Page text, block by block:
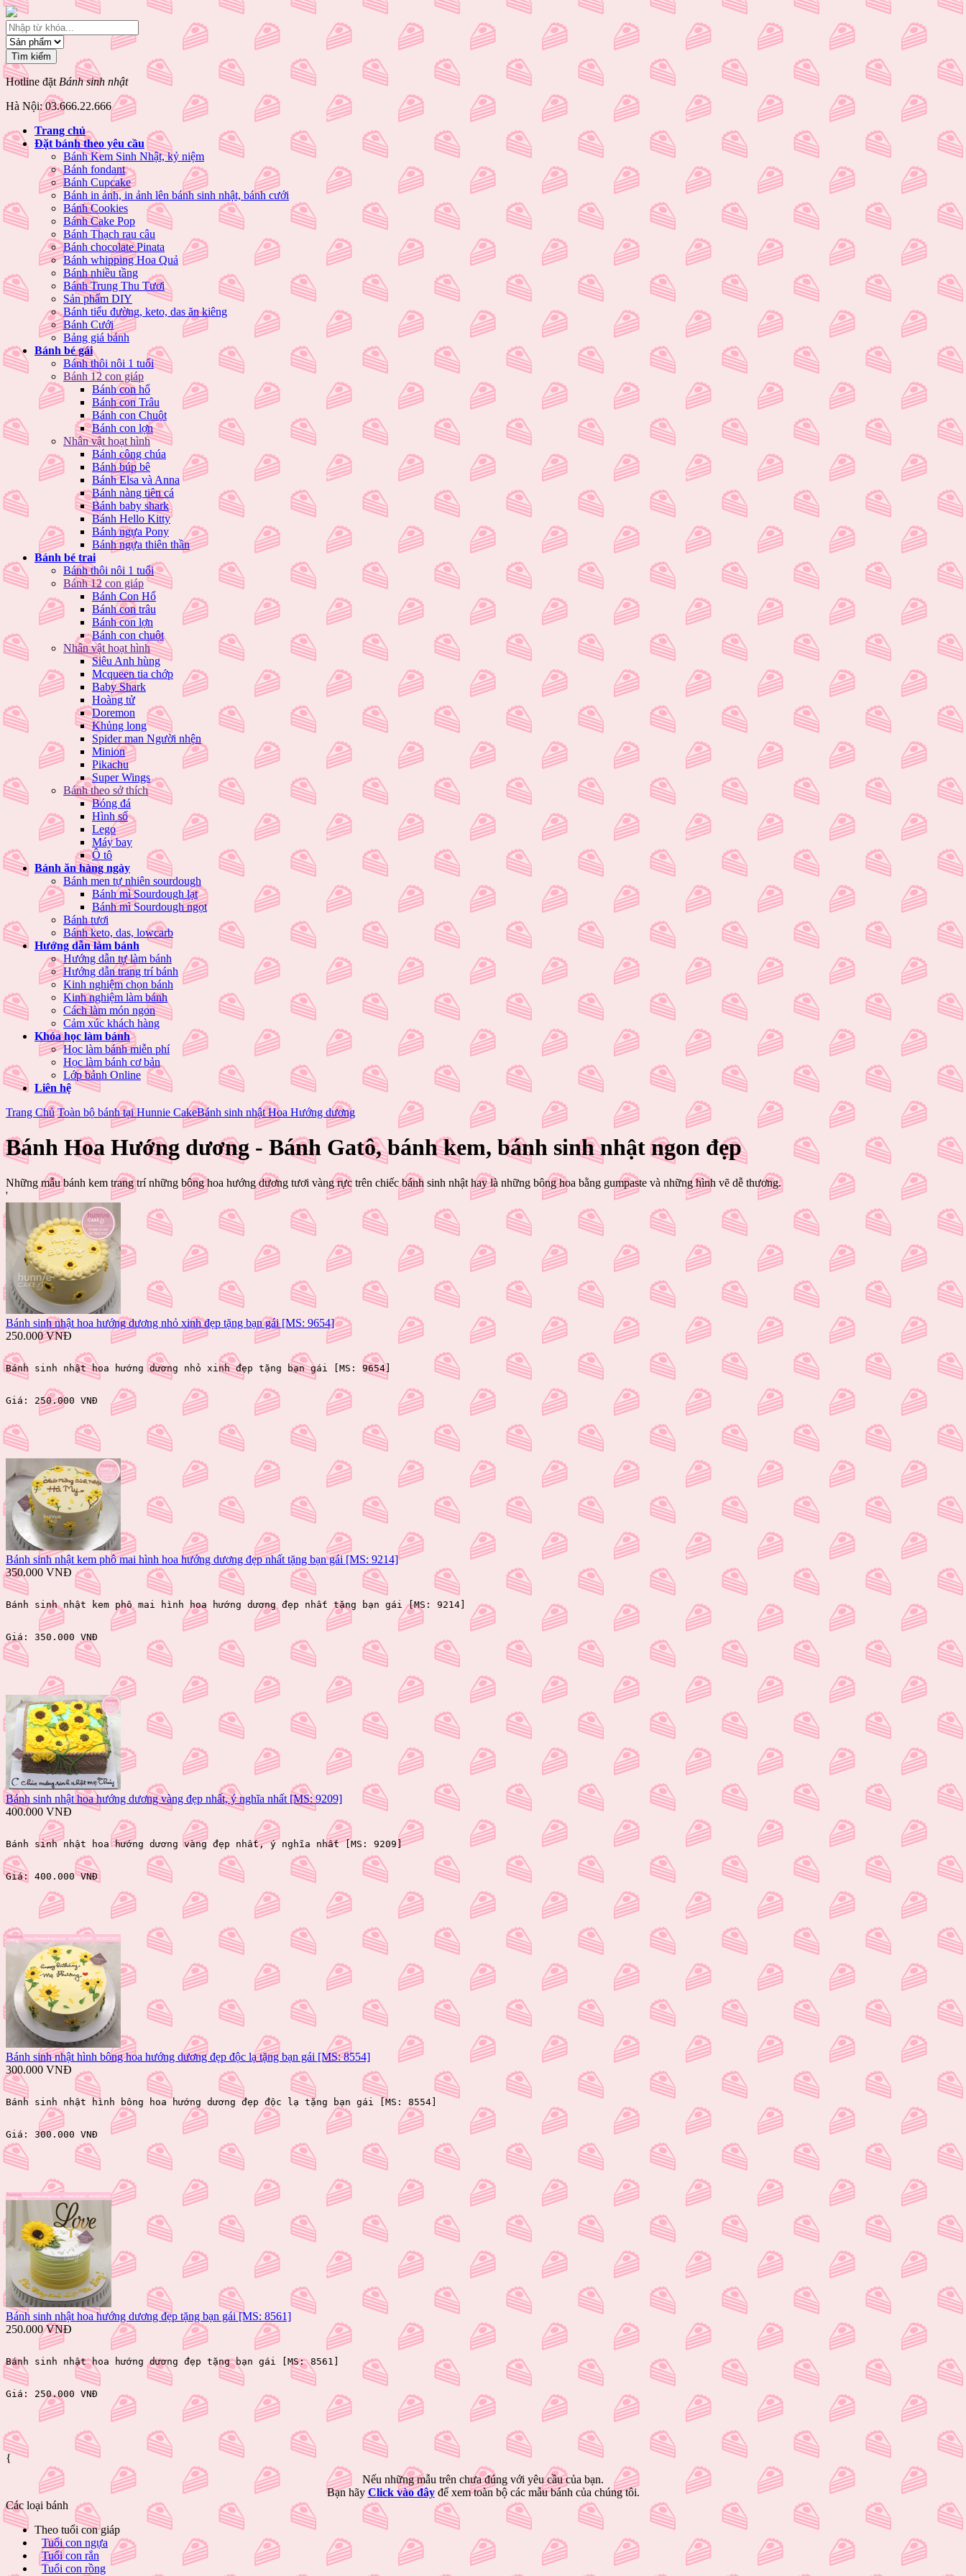
Hotline đặt Bánh sinh nhật
Hà Nội: 03.666.22.666
Trang chủ
Đặt bánh theo yêu cầu
Bánh Kem Sinh Nhật, kỷ niệm
Bánh fondant
Bánh Cupcake
Bánh in ảnh, in ảnh lên bánh sinh nhật, bánh cưới
Bánh Cookies
Bánh Cake Pop
Bánh Thạch rau câu
Bánh chocolate Pinata
Bánh whipping Hoa Quả
Bánh nhiều tầng
Bánh Trung Thu Tươi
Sản phẩm DIY
Bánh tiểu đường, keto, das ăn kiêng
Bánh Cưới
Bảng giá bánh
Bánh bé gái
Bánh thôi nôi 1 tuổi
Bánh 12 con giáp
Bánh con hổ
Bánh con Trâu
Bánh con Chuột
Bánh con lợn
Nhân vật hoạt hình
Bánh công chúa
Bánh búp bê
Bánh Elsa và Anna
Bánh nàng tiên cá
Bánh baby shark
Bánh Hello Kitty
Bánh ngựa Pony
Bánh ngựa thiên thần
Bánh bé trai
Bánh thôi nôi 1 tuổi
Bánh 12 con giáp
Bánh Con Hổ
Bánh con trâu
Bánh con lợn
Bánh con chuột
Nhân vật hoạt hình
Siêu Anh hùng
Mcqueen tia chớp
Baby Shark
Hoàng tử
Doremon
Khủng long
Spider man Người nhện
Minion
Pikachu
Super Wings
Bánh theo sở thích
Bóng đá
Hình số
Lego
Máy bay
Ô tô
Bánh ăn hàng ngày
Bánh men tự nhiên sourdough
Bánh mì Sourdough lạt
Bánh mì Sourdough ngọt
Bánh tươi
Bánh keto, das, lowcarb
Hướng dẫn làm bánh
Hướng dẫn tự làm bánh
Hướng dẫn trang trí bánh
Kinh nghiệm chọn bánh
Kinh nghiệm làm bánh
Cách làm món ngon
Cảm xúc khách hàng
Khóa học làm bánh
Học làm bánh miễn phí
Học làm bánh cơ bản
Lớp bánh Online
Liên hệ
Trang Chủ Toàn bộ bánh tại Hunnie CakeBánh sinh nhật Hoa Hướng dương
Bánh Hoa Hướng dương - Bánh Gatô, bánh kem, bánh sinh nhật ngon đẹp
Những mẫu bánh kem trang trí những bông hoa hướng dương tươi vàng rực trên chiếc bánh sinh nhật hay là những bông hoa bằng gumpaste và những hình vẽ dễ thương.
'
Bánh sinh nhật hoa hướng dương nhỏ xinh đẹp tặng bạn gái [MS: 9654]
250.000 VNĐ
Bánh sinh nhật hoa hướng dương nhỏ xinh đẹp tặng bạn gái [MS: 9654]
Giá: 250.000 VNĐ
Bánh sinh nhật kem phô mai hình hoa hướng dương đẹp nhất tặng bạn gái [MS: 9214]
350.000 VNĐ
Bánh sinh nhật kem phô mai hình hoa hướng dương đẹp nhất tặng bạn gái [MS: 9214]
Giá: 350.000 VNĐ
Bánh sinh nhật hoa hướng dương vàng đẹp nhất, ý nghĩa nhất [MS: 9209]
400.000 VNĐ
Bánh sinh nhật hoa hướng dương vàng đẹp nhất, ý nghĩa nhất [MS: 9209]
Giá: 400.000 VNĐ
Bánh sinh nhật hình bông hoa hướng dương đẹp độc lạ tặng bạn gái [MS: 8554]
300.000 VNĐ
Bánh sinh nhật hình bông hoa hướng dương đẹp độc lạ tặng bạn gái [MS: 8554]
Giá: 300.000 VNĐ
Bánh sinh nhật hoa hướng dương đẹp tặng bạn gái [MS: 8561]
250.000 VNĐ
Bánh sinh nhật hoa hướng dương đẹp tặng bạn gái [MS: 8561]
Giá: 250.000 VNĐ
{
Nếu những mẫu trên chưa đúng với yêu cầu của bạn.
Bạn hãy Click vào đâyđể xem toàn bộ các mẫu bánh của chúng tôi.
Các loại bánh
Theo tuổi con giáp
Tuổi con ngựa
Tuổi con rắn
Tuổi con rồng